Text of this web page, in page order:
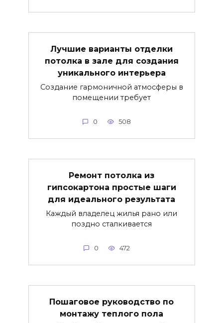
Лучшие варианты отделки
потолка в зале для создания
уникального интерьера
Создание гармоничной атмосферы в
помещении требует
0 508
Ремонт потолка из
гипсокартона простые шаги
для идеального результата
Каждый владелец жилья рано или
поздно сталкивается
0 472
Пошаговое руководство по
монтажу теплого пола